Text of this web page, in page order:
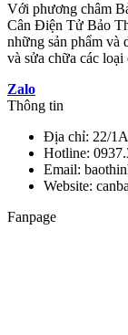
Với phương châm
Cân Điện Tử Bảo
những sản phẩm và
và sửa chữa các
Zalo
Thông tin
Địa chỉ: 22/
Hotline:
Email:
Website:
Fanpage